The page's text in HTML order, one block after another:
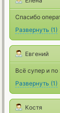
Спасибо
Развернуть (1)
Евгений
Всё супер и
Развернуть (1)
Костя